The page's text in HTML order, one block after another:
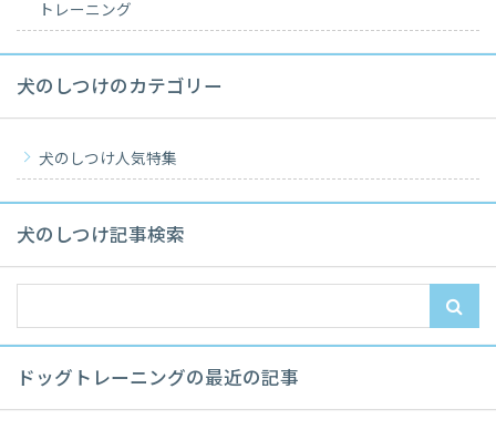
トレーニング
犬のしつけのカテゴリー
犬のしつけ人気特集
犬のしつけ記事検索
ドッグトレーニングの最近の記事